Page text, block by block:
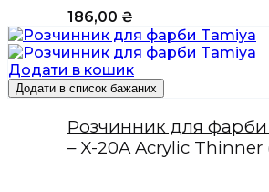
186,00 ₴
Додати в кошик
Додати в список бажаних
Розчинник для фарби
– X-20A Acrylic Thinner